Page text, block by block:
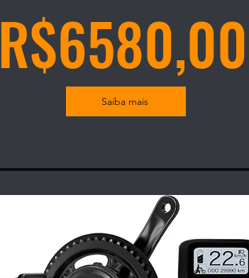
- Torque 80NM
- Acompanha cabos, conectores e sensor de velocidade
para fazer a instalação
- Bateria de litio iPedal Removível com capacidade de
hardtails ( rigida ) tamanho M/17 ou maiores ( ver
medidas e escala da bateria nas imagens do produto ).
Movimento central BSA de rosca até 73mm. Para outros
sistemas de movimento central, consulte-nos.
R$6580,00
Saiba mais